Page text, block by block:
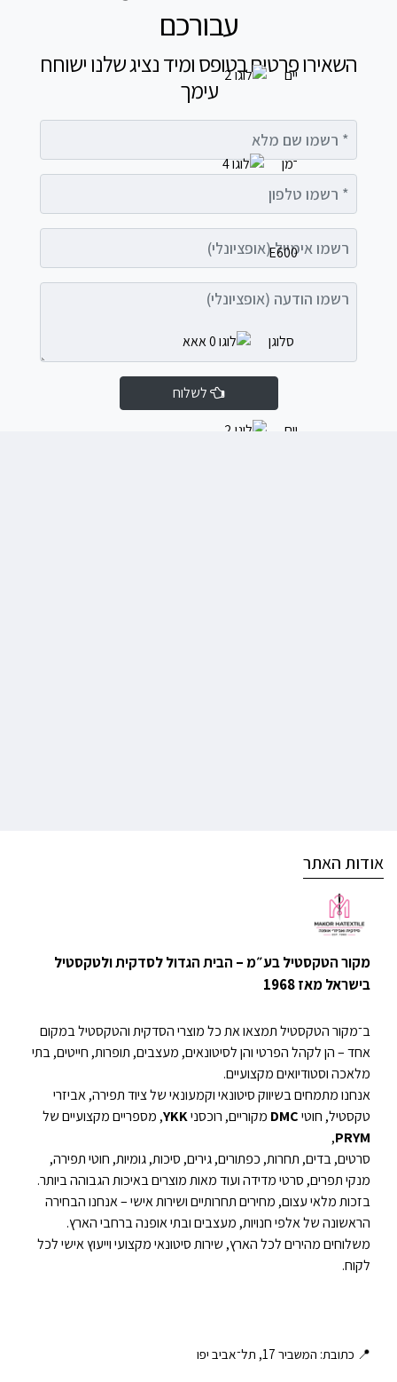
עבורכם
השאירו פרטים בטופס ומיד נציג שלנו ישוחח
עימך
רשמו הודעה (אופציונלי)
לשלוח
אודות האתר
מקור הטקסטיל בע״מ – הבית הגדול לסדקית ולטקסטיל
בישראל מאז 1968
ב־מקור הטקסטיל תמצאו את כל מוצרי הסדקית והטקסטיל במקום
אחד – הן לקהל הפרטי והן לסיטונאים, מעצבים, תופרות, חייטים, בתי
מלאכה וסטודיואים מקצועיים.
אנחנו מתמחים בשיווק סיטונאי וקמעונאי של ציוד תפירה, אביזרי
טקסטיל, חוטיDMC מקוריים, רוכסניYKK, מספריים מקצועיים של
PRYM
,
סרטים, בדים, תחרות, כפתורים, גירים, סיכות, גומיות, חוטי תפירה,
מנקי תפרים, סרטי מדידה ועוד מאות מוצרים באיכות הגבוהה ביותר.
בזכות מלאי עצום, מחירים תחרותיים ושירות אישי – אנחנו הבחירה
הראשונה של אלפי חנויות, מעצבים ובתי אופנה ברחבי הארץ.
משלוחים מהירים לכל הארץ, שירות סיטונאי מקצועי וייעוץ אישי לכל
לקוח.
📍 כתובת: המשביר 17, תל־אביב יפו